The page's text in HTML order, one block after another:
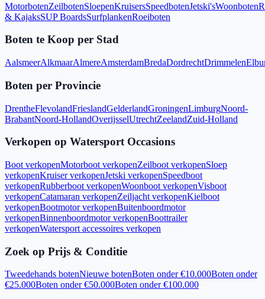
MotorbotenZeilbotenSloepenKruisersSpeedbotenJetski'sWoonboten
& KajaksSUP BoardsSurfplankenRoeiboten
Boten te Koop per Stad
AalsmeerAlkmaarAlmereAmsterdamBredaDordrechtDrimmelen
Boten per Provincie
DrentheFlevolandFrieslandGelderlandGroningenLimburgNoord-
BrabantNoord-HollandOverijsselUtrechtZeelandZuid-Holland
Verkopen op Watersport Occasions
Boot verkopenMotorboot verkopenZeilboot verkopenSloep
verkopenKruiser verkopenJetski verkopenSpeedboot
verkopenRubberboot verkopenWoonboot verkopenVisboot
verkopenCatamaran verkopenZeiljacht verkopenKielboot
verkopenBootmotor verkopenBuitenboordmotor
verkopenBinnenboordmotor verkopenBoottrailer
verkopenWatersport accessoires verkopen
Zoek op Prijs & Conditie
Tweedehands botenNieuwe botenBoten onder €10.000Boten onder
€25.000Boten onder €50.000Boten onder €100.000